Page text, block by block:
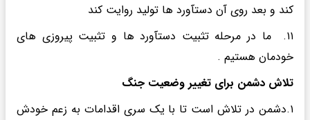
کند و بعد روی آن دستآورد ها تولید روایت کند
۱۱. ما در مرحله تثبیت دستآورد ها و تثبیت پیروزی های
خودمان هستیم .
تلاش دشمن برای تغییر وضعیت جنگ
۱.دشمن در تلاش است تا با یک سری اقدامات به زعم خودش